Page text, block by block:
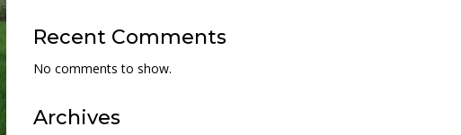
Recent Comments
No comments to show.
Archives